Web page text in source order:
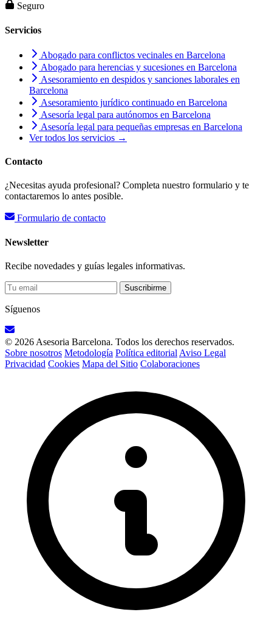
Seguro
Servicios
Abogado para conflictos vecinales en Barcelona
Abogado para herencias y sucesiones en Barcelona
Asesoramiento en despidos y sanciones laborales en
Barcelona
Asesoramiento jurídico continuado en Barcelona
Asesoría legal para autónomos en Barcelona
Asesoría legal para pequeñas empresas en Barcelona
Ver todos los servicios →
Contacto
¿Necesitas ayuda profesional? Completa nuestro formulario y te
contactaremos lo antes posible.
Formulario de contacto
Newsletter
Recibe novedades y guías legales informativas.
Suscribirme
Síguenos
© 2026 Asesoria Barcelona. Todos los derechos reservados.
Sobre nosotros Metodología Política editorial Aviso Legal
Privacidad Cookies Mapa del Sitio Colaboraciones